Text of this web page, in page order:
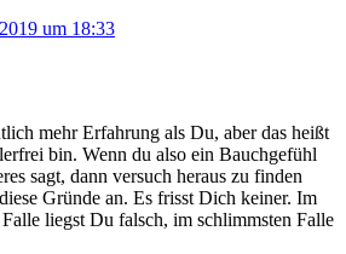
um 18:33
mehr Erfahrung als Du, aber das heißt
bin. Wenn du also ein Bauchgefühl
sagt, dann versuch heraus zu finden
Gründe an. Es frisst Dich keiner. Im
liegst Du falsch, im schlimmsten Falle